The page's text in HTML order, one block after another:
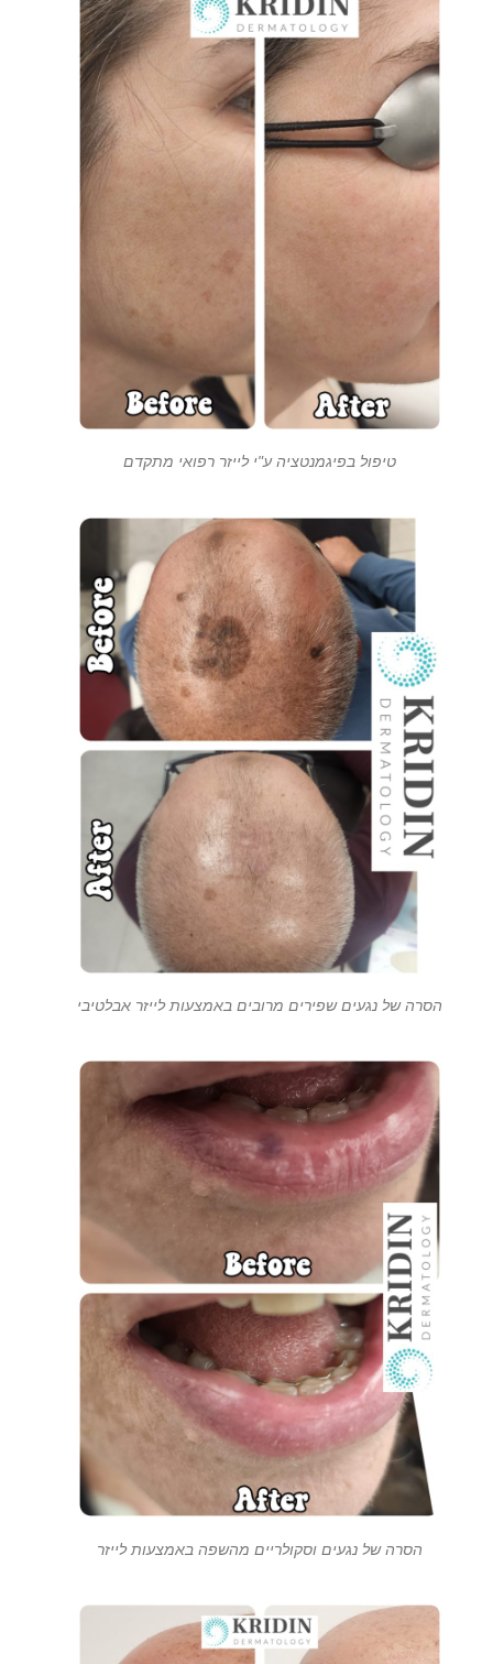
טיפול בפיגמנטציה ע"י לייזר רפואי מתקדם
הסרה של נגעים שפירים מרובים באמצעות לייזר אבלטיבי
הסרה של נגעים וסקולריים מהשפה באמצעות לייזר